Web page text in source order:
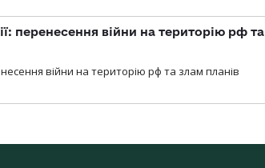
перенесення війни на територію рф та
війни на територію рф та злам планів